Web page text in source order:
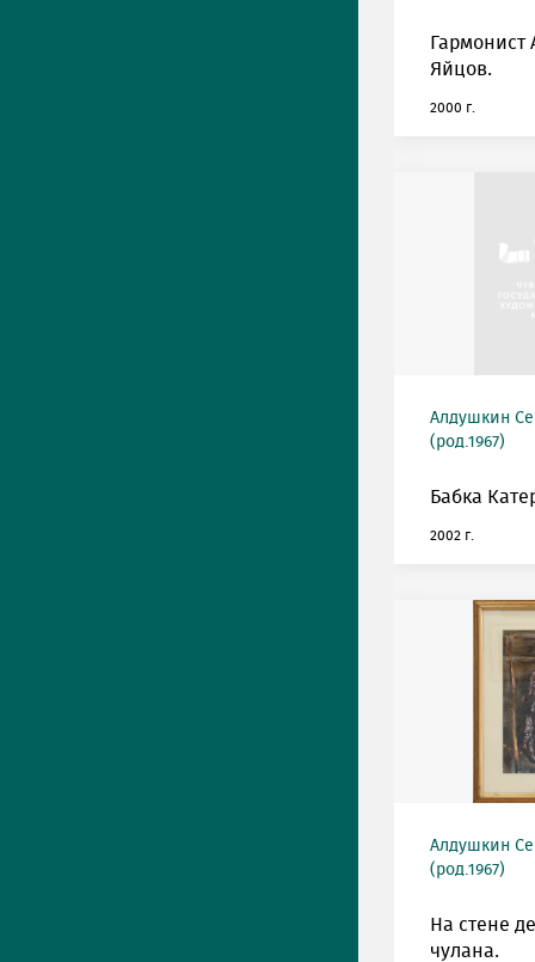
Гармонист
Яйцов.
2000 г.
Алдушкин
(род.1967)
Бабка
2002 г.
Алдушкин
(род.1967)
На стене
чулана.